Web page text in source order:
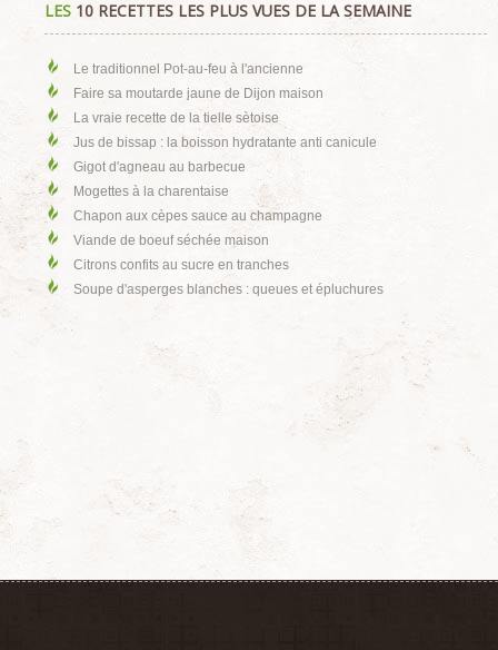
LES 10 RECETTES LES PLUS VUES DE LA SEMAINE
Le traditionnel Pot-au-feu à l'ancienne
Faire sa moutarde jaune de Dijon maison
La vraie recette de la tielle sètoise
Jus de bissap : la boisson hydratante anti canicule
Gigot d'agneau au barbecue
Mogettes à la charentaise
Chapon aux cèpes sauce au champagne
Viande de boeuf séchée maison
Citrons confits au sucre en tranches
Soupe d'asperges blanches : queues et épluchures